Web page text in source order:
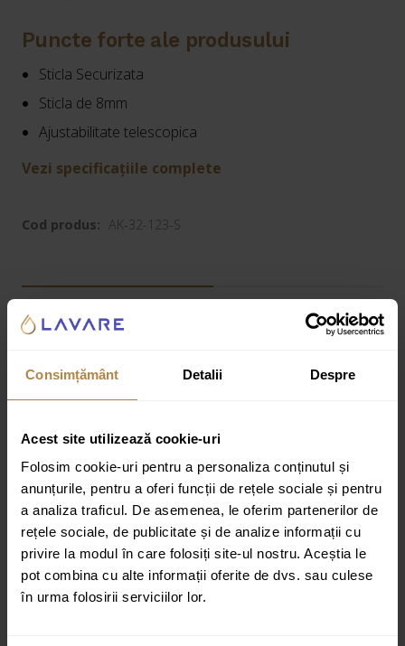
Consimțământ Detalii Despre
Acest site utilizează cookie-uri
Folosim cookie-uri pentru a personaliza conținutul și
anunțurile, pentru a oferi funcții de rețele sociale și pentru
a analiza traficul. De asemenea, le oferim partenerilor de
rețele sociale, de publicitate și de analize informații cu
privire la modul în care folosiți site-ul nostru. Aceștia le
pot combina cu alte informații oferite de dvs. sau culese
în urma folosirii serviciilor lor.
Puncte forte ale produsului
Sticla Securizata
Sticla de 8mm
Ajustabilitate telescopica
Vezi specificațiile complete
Cod produs: AK-32-123-S
Informații suplimentare
Greutate:40 kg
Dimensiuni:1,5 × 120 × 200 cm
Specificatii tehnice:
Producator : Invena
Finisare : sticla grafit
Finisare profil : Mat
Lungime : 1,5 cm
Latime : 119 cm